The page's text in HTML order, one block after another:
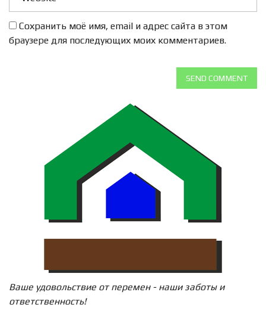
Сохранить моё имя, email и адрес сайта в этом
браузере для последующих моих комментариев.
SEND COMMENT
Ваше удовольствие от перемен - наши заботы и
ответственность!